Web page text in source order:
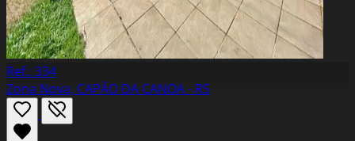
Ref.: 334
Zona Nova, CAPÃO DA CANOA - RS